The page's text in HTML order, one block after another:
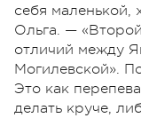
себя маленькой,
Ольга. —
отличий между
Могилевской».
Это как
делать круче,